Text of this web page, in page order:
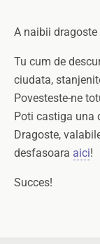
A naibii dragoste
Tu cum de
ciudata,
Povesteste-ne
Poti castiga una
Dragoste,
desfasoara aici!
Succes!